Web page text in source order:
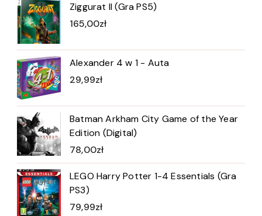
Ziggurat II (Gra PS5)
165,00zł
Alexander 4 w 1 - Auta
29,99zł
Batman Arkham City Game of the Year
Edition (Digital)
78,00zł
LEGO Harry Potter 1-4 Essentials (Gra
PS3)
79,99zł